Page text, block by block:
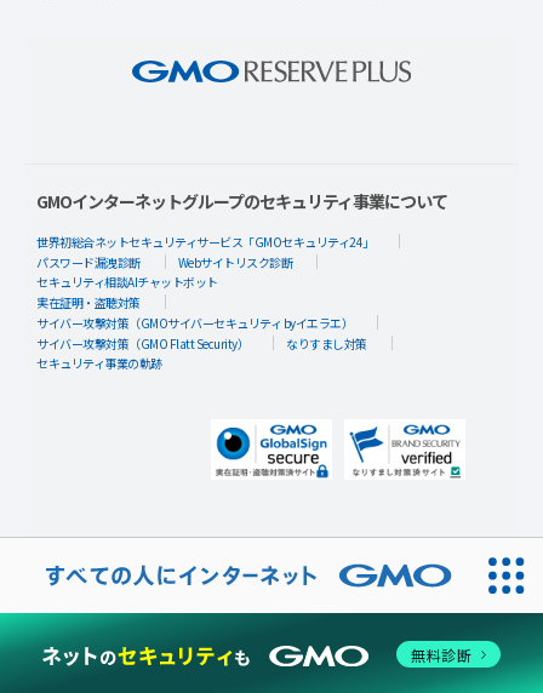
GMOインターネットグループのセキュリティ事業について
世界初総合ネットセキュリティサービス「GMOセキュリティ24」
パスワード漏洩診断
Webサイトリスク診断
セキュリティ相談AIチャットボット
実在証明・盗聴対策
サイバー攻撃対策（GMOサイバーセキュリティ byイエラエ）
サイバー攻撃対策（GMO Flatt Security）
なりすまし対策
セキュリティ事業の軌跡
無料診断